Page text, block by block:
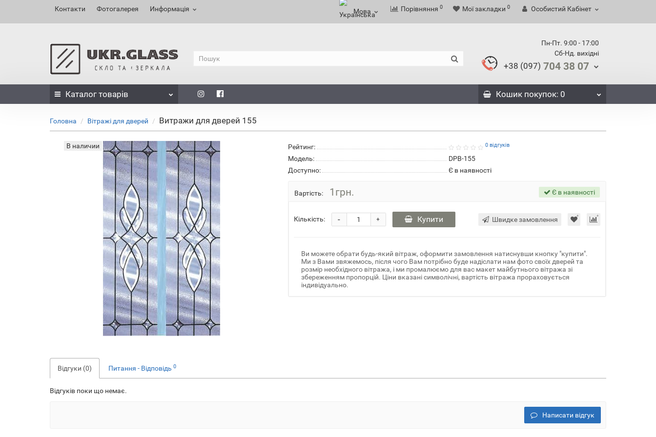
Контакти Фотогалерея Информація Мова Порівняння 0 Мої закладки 0 Особистий Кабінет
Пн-Пт. 9:00 - 17:00
Сб-Нд. вихідні
+38 (097) 704 38 07
Каталог товарів Кошикпокупок: 0
Головна Вітражі для дверей Витражи для дверей 155
В наличии Рейтинг: 0 відгуків
Модель:
DPB-155
Доступно:
Є в наявності
Вартість: 1грн. Є в наявності
Кількість: +
- Купити Швидке замовлення
Ви можете обрати будь-який вітраж, оформити замовлення натиснувши кнопку "купити".
Ми з Вами звяжемось, після чого Вам потрібно буде надіслати нам фото своїх дверей та
розмір необхідного вітража, і ми промалюємо для вас макет майбутнього вітража зі
збереженням пропорцій. Ціни вказані символічні, вартість вітража прораховується
індивідуально.
Відгуки (0) Питання - Відповідь 0
Відгуків поки що немає.
Написати відгук